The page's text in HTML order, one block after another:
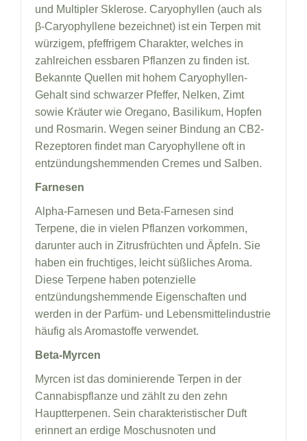
und Multipler Sklerose. Caryophyllen (auch als
β-Caryophyllene bezeichnet) ist ein Terpen mit
würzigem, pfeffrigem Charakter, welches in
zahlreichen essbaren Pflanzen zu finden ist.
Bekannte Quellen mit hohem Caryophyllen-
Gehalt sind schwarzer Pfeffer, Nelken, Zimt
sowie Kräuter wie Oregano, Basilikum, Hopfen
und Rosmarin. Wegen seiner Bindung an CB2-
Rezeptoren findet man Caryophyllene oft in
entzündungshemmenden Cremes und Salben.
Farnesen
Alpha-Farnesen und Beta-Farnesen sind
Terpene, die in vielen Pflanzen vorkommen,
darunter auch in Zitrusfrüchten und Äpfeln. Sie
haben ein fruchtiges, leicht süßliches Aroma.
Diese Terpene haben potenzielle
entzündungshemmende Eigenschaften und
werden in der Parfüm- und Lebensmittelindustrie
häufig als Aromastoffe verwendet.
Beta-Myrcen
Myrcen ist das dominierende Terpen in der
Cannabispflanze und zählt zu den zehn
Hauptterpenen. Sein charakteristischer Duft
erinnert an erdige Moschusnoten und